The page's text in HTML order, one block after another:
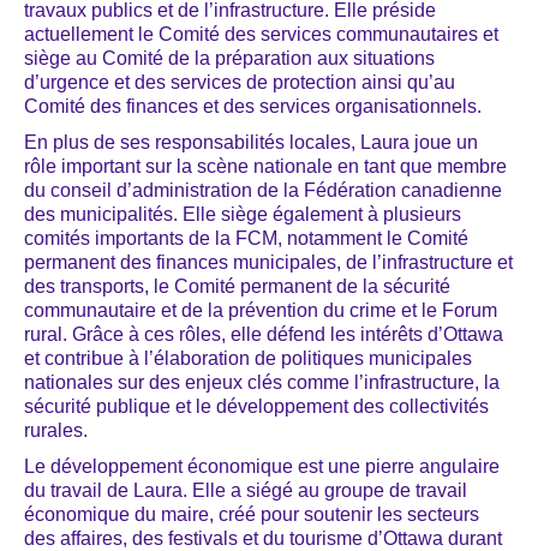
travaux publics et de l’infrastructure. Elle préside
actuellement le Comité des services communautaires et
siège au Comité de la préparation aux situations
d’urgence et des services de protection ainsi qu’au
Comité des finances et des services organisationnels.
En plus de ses responsabilités locales, Laura joue un
rôle important sur la scène nationale en tant que membre
du conseil d’administration de la Fédération canadienne
des municipalités. Elle siège également à plusieurs
comités importants de la FCM, notamment le Comité
permanent des finances municipales, de l’infrastructure et
des transports, le Comité permanent de la sécurité
communautaire et de la prévention du crime et le Forum
rural. Grâce à ces rôles, elle défend les intérêts d’Ottawa
et contribue à l’élaboration de politiques municipales
nationales sur des enjeux clés comme l’infrastructure, la
sécurité publique et le développement des collectivités
rurales.
Le développement économique est une pierre angulaire
du travail de Laura. Elle a siégé au groupe de travail
économique du maire, créé pour soutenir les secteurs
des affaires, des festivals et du tourisme d’Ottawa durant